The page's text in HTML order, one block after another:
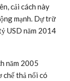
cải cách này
mạnh. Dự trữ
USD năm 2014
năm 2005
chế thả nổi có